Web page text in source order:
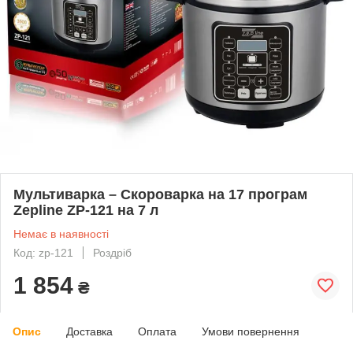
Мультиварка – Скороварка на 17 програм
Zepline ZP-121 на 7 л
Немає в наявності
Код: zp-121
Роздріб
1 854 ₴
Опис Доставка Оплата Умови повернення